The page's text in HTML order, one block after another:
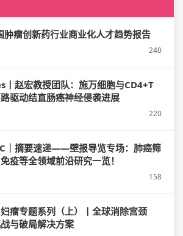
肿瘤创新药行业商业化人才趋势报告
240
丨赵宏教授团队：施万细胞与CD4+T
驱动结直肠癌神经侵袭进展
220
｜摘要速递——壁报导览专场：肺癌筛
疫等全领域前沿研究一览！
158
妇瘤专题系列（上）丨全球消除宫颈
与破局解决方案